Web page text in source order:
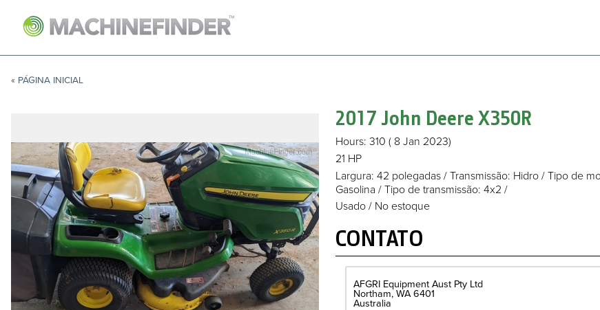
« PÁGINA INICIAL
2017 John Deere X350R
Hours: 310 ( 8 Jan 2023)
21 HP
Largura: 42 polegadas / Transmissão: Hidro / Tipo de
Gasolina / Tipo de transmissão: 4x2 /
Usado / No estoque
CONTATO
AFGRI Equipment Aust Pty Ltd
Northam WA 6401
Australia
Página Inicial